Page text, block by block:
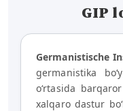
GIP
Germanistische
germanistika
o‘rtasida
xalqaro dastur